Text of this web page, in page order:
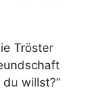
Tröster
willst?“